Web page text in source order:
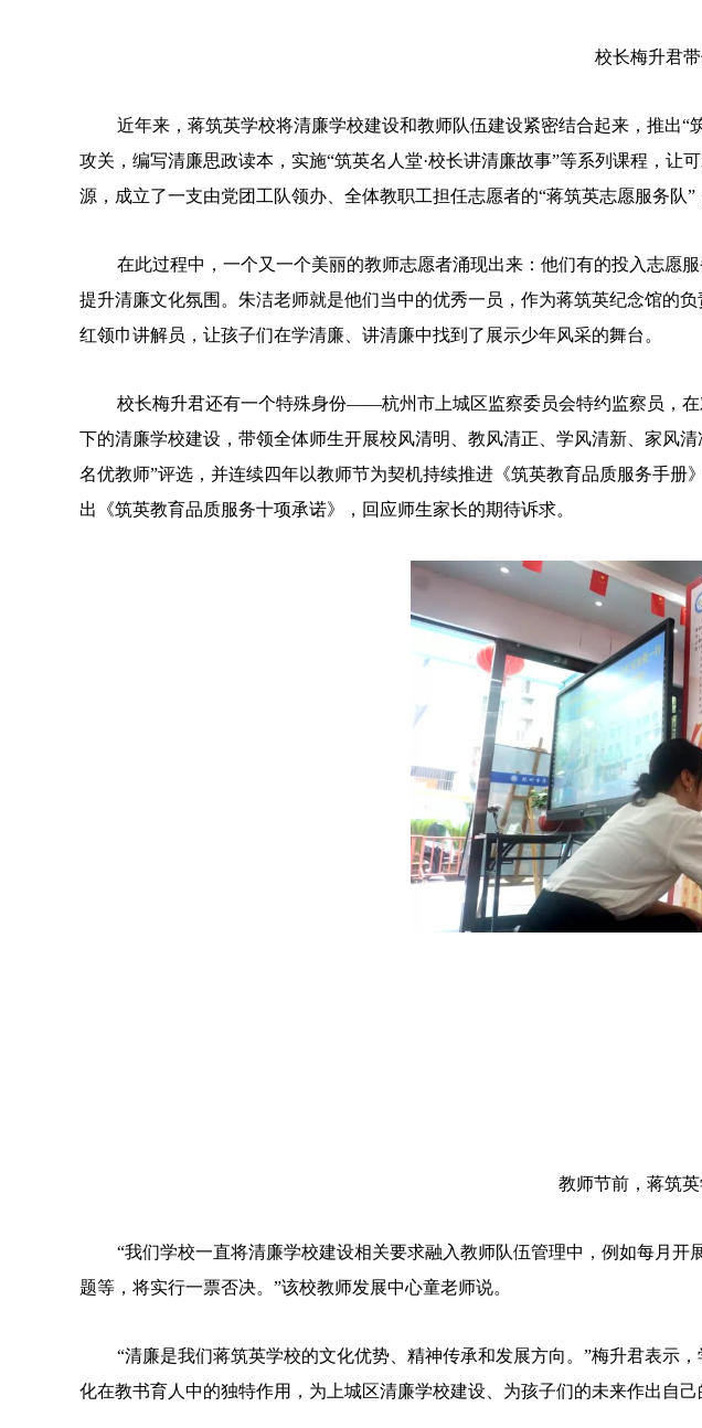
校长梅升君
近年来，蒋筑英学校将清廉学校建设和教师队伍建设紧密结合起来，推出
攻关，编写清廉思政读本，实施“筑英名人堂·校长讲清廉故事”等系列课程，让
源，成立了一支由党团工队领办、全体教职工担任志愿者的“蒋筑英志愿服务队
在此过程中，一个又一个美丽的教师志愿者涌现出来：他们有的投入志愿
提升清廉文化氛围。朱洁老师就是他们当中的优秀一员，作为蒋筑英纪念馆
红领巾讲解员，让孩子们在学清廉、讲清廉中找到了展示少年风采的舞台。
校长梅升君还有一个特殊身份——杭州市上城区监察委员会特约监察员，
下的清廉学校建设，带领全体师生开展校风清明、教风清正、学风清新、家风
名优教师”评选，并连续四年以教师节为契机持续推进《筑英教育品质服务手
出《筑英教育品质服务十项承诺》，回应师生家长的期待诉求。
教师节前，蒋筑
“我们学校一直将清廉学校建设相关要求融入教师队伍管理中，例如每月
题等，将实行一票否决。”该校教师发展中心童老师说。
“清廉是我们蒋筑英学校的文化优势、精神传承和发展方向。”梅升君表示
化在教书育人中的独特作用，为上城区清廉学校建设、为孩子们的未来作出自己